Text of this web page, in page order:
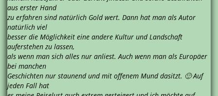
aus erster Hand
zu erfahren sind natürlich Gold wert. Dann hat man als Autor
natürlich viel
besser die Möglichkeit eine andere Kultur und Landschaft
auferstehen zu lassen,
als wenn man sich alles nur anliest. Auch wenn man als Europäer
bei manchen
Geschichten nur staunend und mit offenem Mund dasitzt. 🙂 Auf
jeden Fall hat